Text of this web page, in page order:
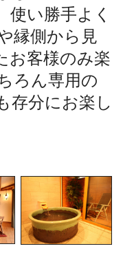
使い勝手よく
縁側から見
お客様のみ楽
ろん専用の
存分にお楽し